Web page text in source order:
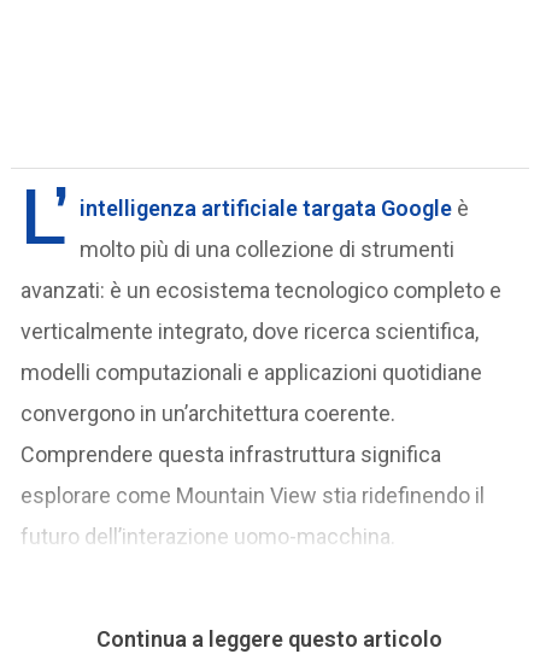
L’ intelligenza artificiale targata Google è
molto più di una collezione di strumenti
avanzati: è un ecosistema tecnologico completo e
verticalmente integrato, dove ricerca scientifica,
modelli computazionali e applicazioni quotidiane
convergono in un’architettura coerente.
Comprendere questa infrastruttura significa
esplorare come Mountain View stia ridefinendo il
futuro dell’interazione uomo-macchina.
Continua a leggere questo articolo